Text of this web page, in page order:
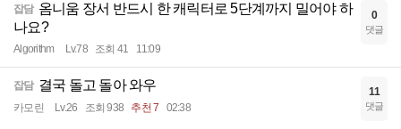
잡담 옴니움 장서 반드시 한 캐릭터로 5단계까지 밀어야 하
나요?
Algorithm Lv.78 조회 41 11:09
0
댓글
잡담 결국 돌고 돌아 와우
카모린 Lv.26 조회 938 추천 7 02:38
11
댓글